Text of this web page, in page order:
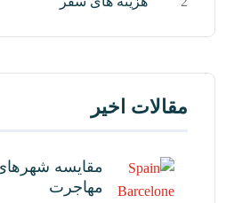
مقالات اخیر
مقایسه شهرهای
مهاجرت